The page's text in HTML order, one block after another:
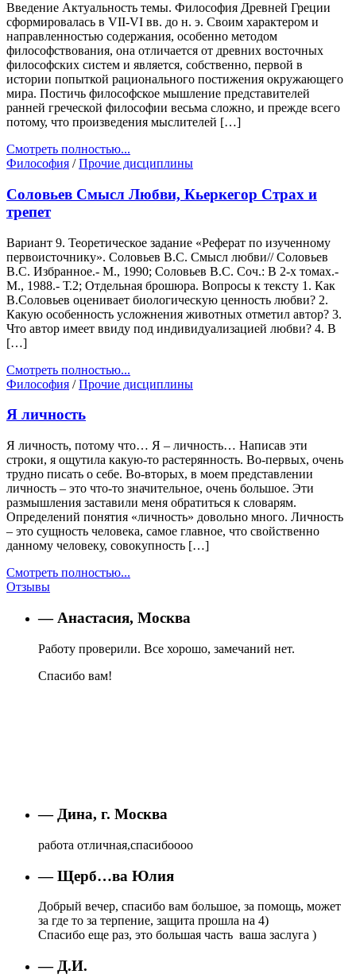
Введение Актуальность темы. Философия Древней Греции
сформировалась в VII-VI вв. до н. э. Своим характером и
направленностью содержания, особенно методом
философствования, она отличается от древних восточных
философских систем и является, собственно, первой в
истории попыткой рационального постижения окружающего
мира. Постичь философское мышление представителей
ранней греческой философии весьма сложно, и прежде всего
потому, что произведения мыслителей […]
Смотреть полностью...
Философия /Прочие дисциплины
Соловьев Смысл Любви, Кьеркегор Страх и
трепет
Вариант 9. Теоретическое задание «Реферат по изученному
первоисточнику». Соловьев В.С. Смысл любви// Соловьев
В.С. Избранное.- М., 1990; Соловьев В.С. Соч.: В 2-х томах.-
М., 1988.- Т.2; Отдельная брошюра. Вопросы к тексту 1. Как
В.Соловьев оценивает биологическую ценность любви? 2.
Какую особенность усложнения животных отметил автор? 3.
Что автор имеет ввиду под индивидуализацией любви? 4. В
[…]
Смотреть полностью...
Философия /Прочие дисциплины
Я личность
Я личность, потому что… Я – личность… Написав эти
строки, я ощутила какую-то растерянность. Во-первых, очень
трудно писать о себе. Во-вторых, в моем представлении
личность – это что-то значительное, очень большое. Эти
размышления заставили меня обратиться к словарям.
Определений понятия «личность» довольно много. Личность
– это сущность человека, самое главное, что свойственно
данному человеку, совокупность […]
Смотреть полностью...
Отзывы
— Анастасия, Москва
Работу проверили. Все хорошо, замечаний нет.
Спасибо вам!
— Дина, г. Москва
работа отличная,спасибоооо
— Щерб…ва Юлия
Добрый вечер, спасибо вам большое, за помощь, может
за где то за терпение, защита прошла на 4)
Спасибо еще раз, это большая часть ваша заслуга )
— Д.И.